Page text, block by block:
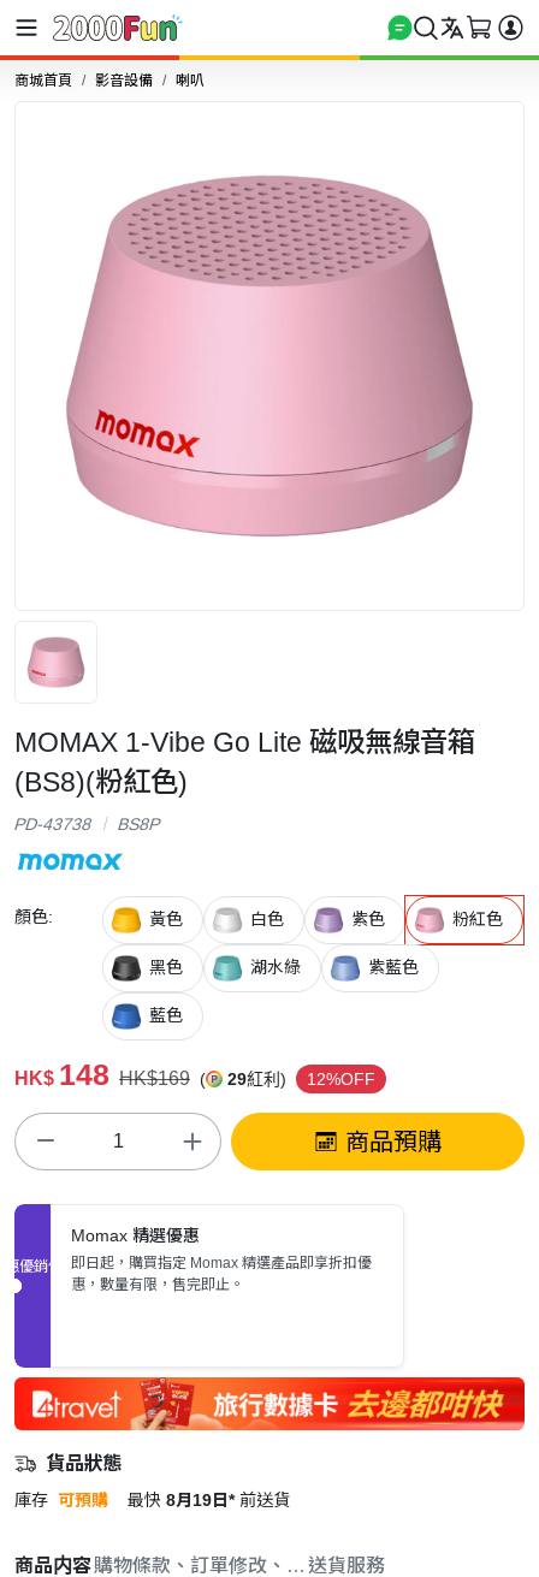
商城首頁 影音設備 喇叭
MOMAX 1-Vibe Go Lite 磁吸無線音箱
(BS8)(粉紅色)
PD-43738 BS8P
顏色: 黃色 白色 紫色 粉紅色
黑色 湖水綠 紫藍色
藍色
HK$ 148 HK$169 ( 29紅利) 12%OFF
商品預購
促銷優惠
Momax 精選優惠
即日起，購買指定 Momax 精選產品即享折扣優
惠，數量有限，售完即止。
貨品狀態
庫存 可預購 最快 8月19日* 前送貨
商品内容購物條款、訂單修改、取消與退款政策
送貨服務